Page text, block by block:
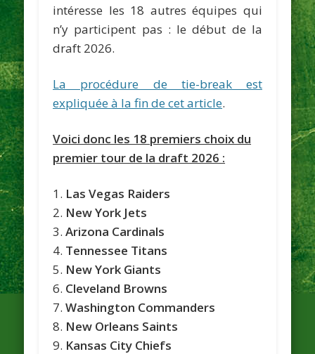
intéresse les 18 autres équipes qui
n’y participent pas : le début de la
draft 2026.
La procédure de tie-break est
expliquée à la fin de cet article.
Voici donc les 18 premiers choix du
premier tour de la draft 2026 :
1. Las Vegas Raiders
2. New York Jets
3.Arizona Cardinals
4. Tennessee Titans
5. New York Giants
6. Cleveland Browns
7.Washington Commanders
8. New Orleans Saints
9. Kansas City Chiefs